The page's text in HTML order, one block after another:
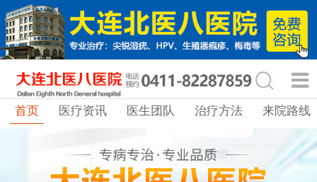
首页 医疗资讯 医生团队 治疗方法 来院路线